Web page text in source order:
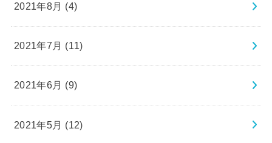
2021年8月 (4)
2021年7月 (11)
2021年6月 (9)
2021年5月 (12)